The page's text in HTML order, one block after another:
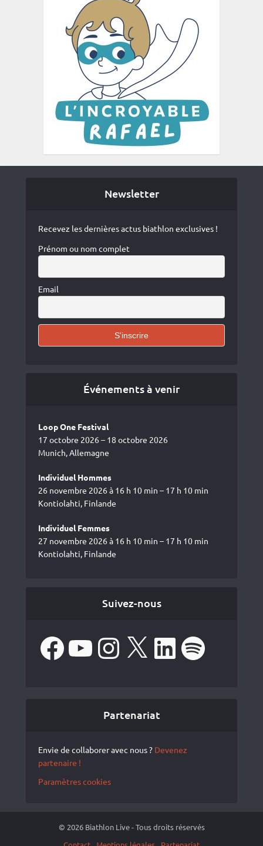
Newsletter
Recevez les dernières actus biathlon exclusives !
Prénom ou nom complet
Email
Événements à venir
Loop One Festival
17 octobre 2026 – 18 octobre 2026
Munich, Allemagne
Individuel Hommes
26 novembre 2026 à 16 h 10 min – 17 h 10 min
Kontiolahti, Finlande
Individuel Femmes
27 novembre 2026 à 16 h 10 min – 17 h 10 min
Kontiolahti, Finlande
Suivez-nous
FacebookYouTube Instagram LinkedIn Spotify
Partenariat
Envie de collaborer avec nous ? Devenez
partenaire !
Paramètres cookies
© 2026 Biathlon Live - Tous droits réservés